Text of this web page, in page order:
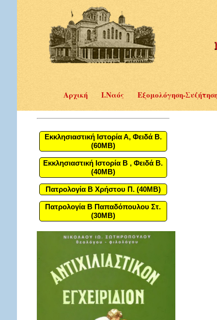
Αρχική Ι.Ναός Εξομολόγηση-
Εκκλησιαστική Ιστορία Α, Φειδά Β.
(60MB)
Εκκλησιαστική Ιστορία Β , Φειδά Β.
(40MB)
Πατρολογία Β Χρήστου Π. (40MB)
Πατρολογία Β Παπαδόπουλου Στ.
(30MB)